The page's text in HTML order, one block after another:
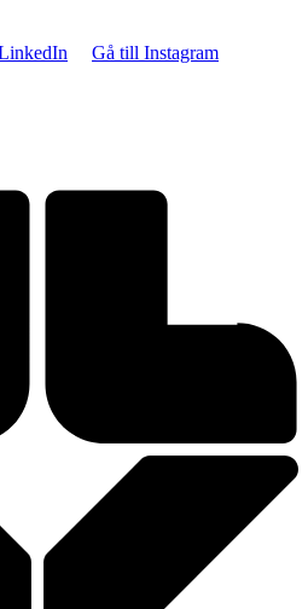
Gå till Instagram